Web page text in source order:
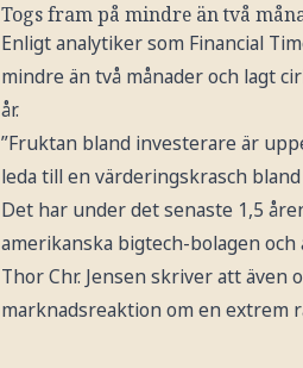
Togs fram på mindre än två
Enligt analytiker som Financial
mindre än två månader och lagt
år.
”Fruktan bland investerare är
leda till en värderingskrasch
Det har under det senaste 1,5
amerikanska bigtech-bolagen
Thor Chr. Jensen skriver att
marknadsreaktion om en extrem